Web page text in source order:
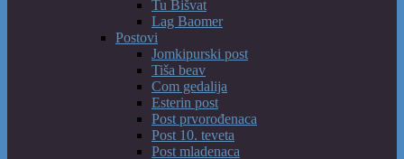
Tu Bišvat
Lag Baomer
Postovi
Jomkipurski post
Tiša beav
Com gedalija
Esterin post
Post prvorođenaca
Post 10. teveta
Post mladenaca